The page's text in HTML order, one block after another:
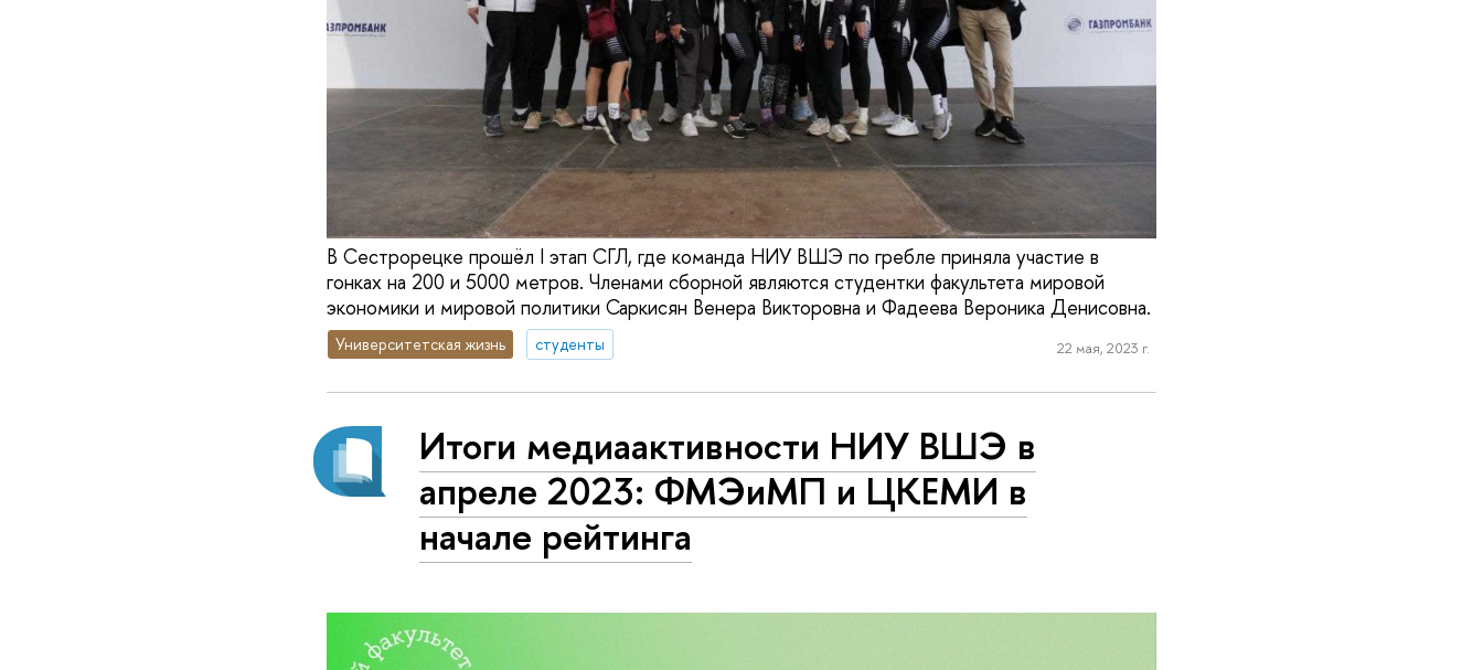
В Сестрорецке прошёл I этап СГЛ, где команда НИУ ВШЭ по гребле приняла участие в
гонках на 200 и 5000 метров. Членами сборной являются студентки факультета мировой
экономики и мировой политики Саркисян Венера Викторовна и Фадеева Вероника Денисовна.
Университетская жизнь студенты 22 мая, 2023 г.
Итоги медиаактивности НИУ ВШЭ в
апреле 2023: ФМЭиМП и ЦКЕМИ в
начале рейтинга